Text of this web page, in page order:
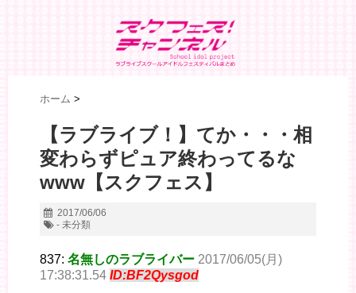
ホーム >
【ラブライブ！】てか・・・相
変わらずピュア終わってるな
www【スクフェス】
2017/06/06
- 未分類
837: 名無しのラブライバー 2017/06/05(月)
17:38:31.54 ID:BF2Qysgod